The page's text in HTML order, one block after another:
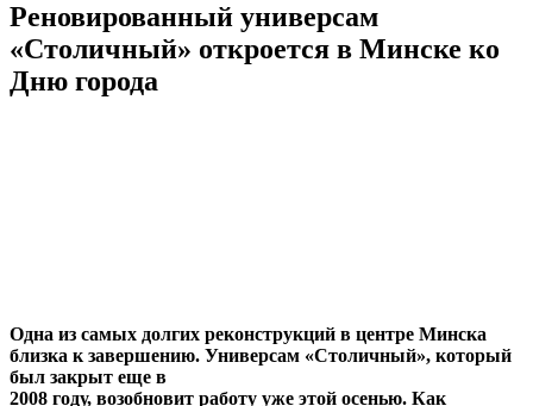
Реновированный универсам
«Столичный» откроется в Минске ко
Дню города
Одна из самых долгих реконструкций в центре Минска
близка к завершению. Универсам «Столичный», который
был закрыт еще в
2008 году, возобновит работу уже этой осенью. Как